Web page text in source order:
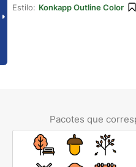
Estilo: Konkapp Outline Color
Pacotes que